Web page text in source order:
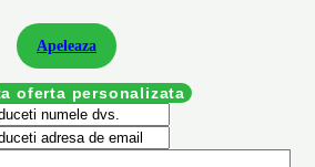
Apeleaza
oferta personalizata